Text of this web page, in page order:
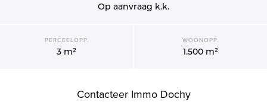
Op aanvraag k.k.
PERCEELOPP.
3 m²
WOONOPP.
1.500 m²
Contacteer Immo Dochy